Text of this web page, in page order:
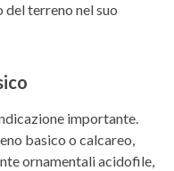
terreno nel suo
importante.
basico o calcareo,
ornamentali acidofile,